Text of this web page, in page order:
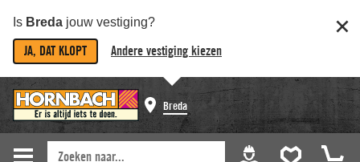
Is Breda jouw vestiging?
JA, DAT KLOPT Andere vestiging kiezen
Breda